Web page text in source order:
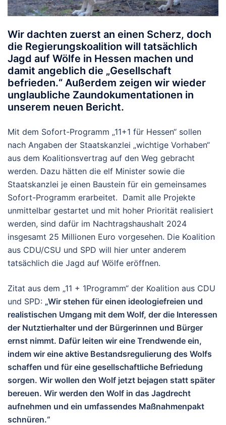
Wir dachten zuerst an einen Scherz, doch
die Regierungskoalition will tatsächlich
Jagd auf Wölfe in Hessen machen und
damit angeblich die „Gesellschaft
befrieden.“ Außerdem zeigen wir wieder
unglaubliche Zaundokumentationen in
unserem neuen Bericht.
Mit dem Sofort-Programm „11+1 für Hessen“ sollen
nach Angaben der Staatskanzlei „wichtige Vorhaben“
aus dem Koalitionsvertrag auf den Weg gebracht
werden. Dazu hätten die elf Minister sowie die
Staatskanzlei je einen Baustein für ein gemeinsames
Sofort-Programm erarbeitet. Damit alle Projekte
unmittelbar gestartet und mit hoher Priorität realisiert
werden, sind dafür im Nachtragshaushalt 2024
insgesamt 25 Millionen Euro vorgesehen. Die Koalition
aus CDU/CSU und SPD will hier unter anderem
tatsächlich die Jagd auf Wölfe eröffnen.
Zitat aus dem „11 + 1Programm“ der Koalition aus CDU
und SPD: „Wir stehen für einen ideologiefreien und
realistischen Umgang mit dem Wolf, der die Interessen
der Nutztierhalter und der Bürgerinnen und Bürger
ernst nimmt. Dafür leiten wir eine Trendwende ein,
indem wir eine aktive Bestandsregulierung des Wolfs
schaffen und für eine gesellschaftliche Befriedung
sorgen. Wir wollen den Wolf jetzt bejagen statt später
bereuen. Wir werden den Wolf in das Jagdrecht
aufnehmen und ein umfassendes Maßnahmenpakt
schnüren.“